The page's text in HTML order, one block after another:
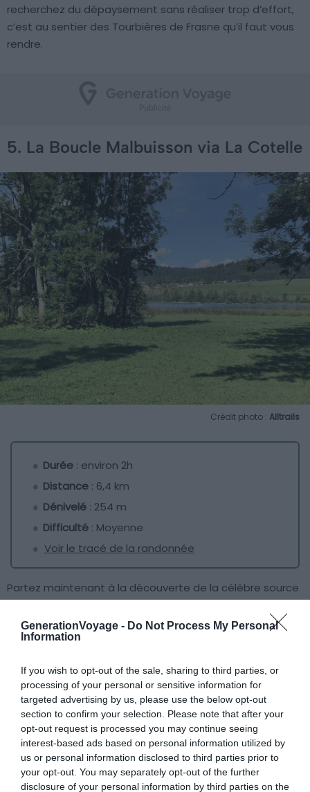
GenerationVoyage - Do Not Process My Personal
Information
If you wish to opt-out of the sale, sharing to third parties, or
processing of your personal or sensitive information for
targeted advertising by us, please use the below opt-out
section to confirm your selection. Please note that after your
opt-out request is processed you may continue seeing
interest-based ads based on personal information utilized by
us or personal information disclosed to third parties prior to
your opt-out. You may separately opt-out of the further
disclosure of your personal information by third parties on the
recherchez du dépaysement sans réaliser trop d’effort,
c’est au sentier des Tourbières de Frasne qu’il faut vous
rendre.
5. La Boucle Malbuisson via La Cotelle
Crédit photo : Alltrails
Durée : environ 2h
Distance : 6,4 km
Dénivelé : 254 m
Difficulté : Moyenne
Voir le tracé de la randonnée
Partez maintenant à la découverte de la célèbre source
cette eau limpide, vous retrouverez également de
nombreux points de vue sur le lac de Saint Point.
Le circuit sillonne entre prairie, forêt de sapins et bord de
lac si bien que vous ne saurez plus où donner de la tête.
La randonnée est plutôt courte mais la diversité de ses
paysages est à couper le souffle et les passages en
sous bois sont également très appréciables en été.
Bon à savoir :la meilleure saison pour réaliser la boucle